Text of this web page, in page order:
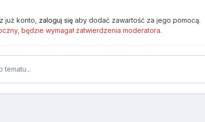
już konto, zaloguj się aby dodać zawartość za jego pomocą.
będzie wymagał zatwierdzenia moderatora.
tematu...